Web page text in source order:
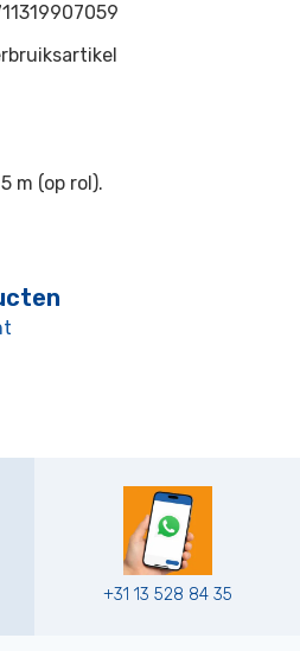
m (op rol).
+31 13 528 84 35